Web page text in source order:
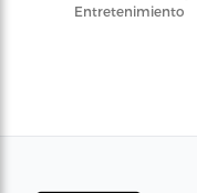
Entretenimiento